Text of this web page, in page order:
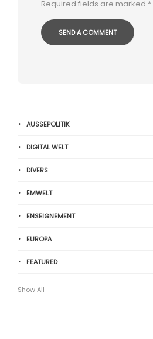
Required fields are marked *
AUSSEPOLITIK
DIGITAL WELT
DIVERS
ËMWELT
ENSEIGNEMENT
EUROPA
FEATURED
Show All